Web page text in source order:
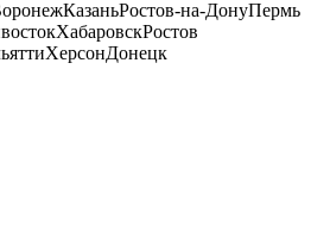
КазаньРостов-на-ДонуПермь
ХабаровскРостов
ХерсонДонецк